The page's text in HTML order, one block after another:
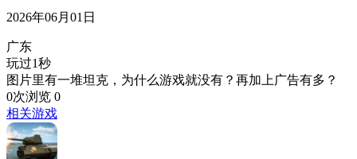
2026年06月01日
广东
玩过1秒
图片里有一堆坦克，为什么游戏就没有？再加上广告有多？
0次浏览 0
相关游戏